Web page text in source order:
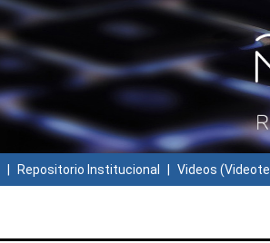
Repositorio Institucional Videos